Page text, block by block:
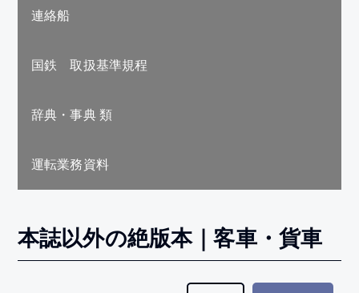
連絡船
国鉄 取扱基準規程
辞典・事典 類
運転業務資料
本誌以外の絶版本｜客車・貨車